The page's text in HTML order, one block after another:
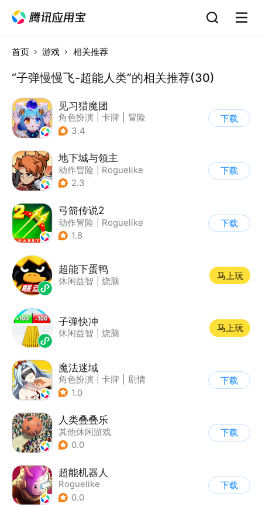
首页 游戏 相关推荐
“子弹慢慢飞-超能人类”的相关推荐(30)
见习猎魔团
角色扮演 卡牌
冒险
| 像素风
3.4
下载
地下城与领主
动作冒险
Roguelike
| 奇幻
2.3
下载
弓箭传说2
动作冒险
Roguelike
| 无双割草
1.8
下载
超能下蛋鸭
休闲益智 烧脑
马上玩
子弹快冲
休闲益智 烧脑
马上玩
魔法迷域
角色扮演 卡牌
剧情
| 动漫
1.0
下载
人类叠叠乐
其他休闲游戏
0.0
下载
超能机器人
Roguelike
0.0
下载